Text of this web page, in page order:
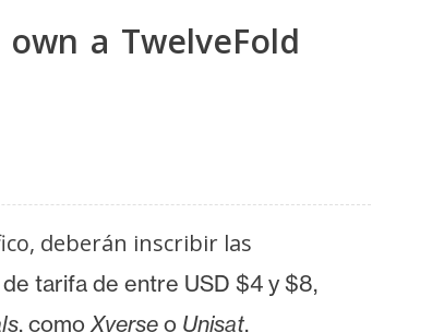
a TwelveFold
deberán inscribir las
tarifa de entre USD $4 y $8,
, comoXverse o Unisat.